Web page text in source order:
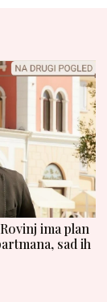
ima plan
sad ih